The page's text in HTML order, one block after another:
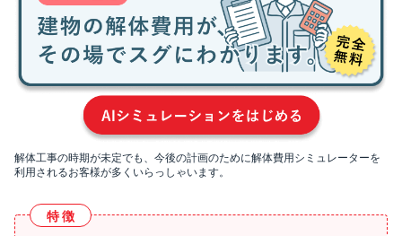
解体工事の時期が未定でも、今後の計画のために解体費用シミュレーターを
利用されるお客様が多くいらっしゃいます。
特徴